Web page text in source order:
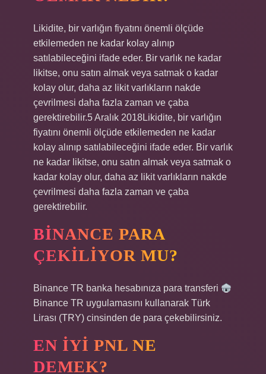
Likidite, bir varlığın fiyatını önemli ölçüde
etkilemeden ne kadar kolay alınıp
satılabileceğini ifade eder. Bir varlık ne kadar
likitse, onu satın almak veya satmak o kadar
kolay olur, daha az likit varlıkların nakde
çevrilmesi daha fazla zaman ve çaba
gerektirebilir.5 Aralık 2018Likidite, bir varlığın
fiyatını önemli ölçüde etkilemeden ne kadar
kolay alınıp satılabileceğini ifade eder. Bir varlık
ne kadar likitse, onu satın almak veya satmak o
kadar kolay olur, daha az likit varlıkların nakde
çevrilmesi daha fazla zaman ve çaba
gerektirebilir.
BINANCE PARA
ÇEKILIYOR MU?
Binance TR banka hesabınıza para transferi
Binance TR uygulamasını kullanarak Türk
Lirası (TRY) cinsinden de para çekebilirsiniz.
EN IYI PNL NE
DEMEK?